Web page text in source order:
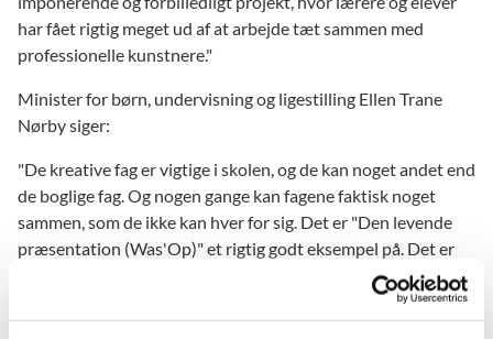
har fået rigtig meget ud af at arbejde tæt sammen med
professionelle kunstnere."
Minister for børn, undervisning og ligestilling Ellen Trane
Nørby siger:
"De kreative fag er vigtige i skolen, og de kan noget andet end
de boglige fag. Og nogen gange kan fagene faktisk noget
sammen, som de ikke kan hver for sig. Det er "Den levende
præsentation (Was'Op)" et rigtig godt eksempel på. Det er
godt tænkt, og det viser, at fysik og kemi ikke altid er noget
med at sidde på sin stol og terpe svære formler og teorier.
Eleverne og lærerne har også været gode til at inddrage det